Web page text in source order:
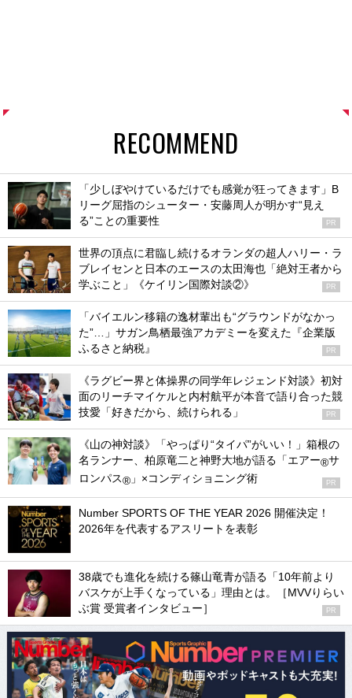
RECOMMEND
「少しぼやけているだけでも感覚が狂ってきます」B
リーグ屈指のシューター・安藤周人が明かす“見え
る”ことの重要性
PR
世界の頂点に君臨し続けるオランダの超人ハリー・ラ
ブレイセンと日本のエースの太田海也「絶対王者から
学ぶこと」《ケイリン国際対談②》
PR
「バイエルン移籍の逸材輩出も“グラウンドがなかっ
た”…」サガン鳥栖最強アカデミーを変えた『企業版
ふるさと納税』
PR
《ラグビー界と体操界の同学年レジェンド対談》初対
面のリーチマイケルと内村航平が本音で語り合った競
技愛「好きだから、続けられる」
PR
《山の神対談》「やっぱり“タイパ”がいい！」箱根の
名ランナー、柏原竜二と神野大地が語る「エアー®サ
ロンパス® 」×コンディショニング術 PR
Number SPORTS OF THE YEAR 2026 開催決定！
2026年を代表するアスリートを表彰
38歳でも進化を続ける篠山竜青が語る「10年前より
バスケが上手くなっている」理由とは。［MVVりらい
ぶ賞 受賞者インタビュー］
PR